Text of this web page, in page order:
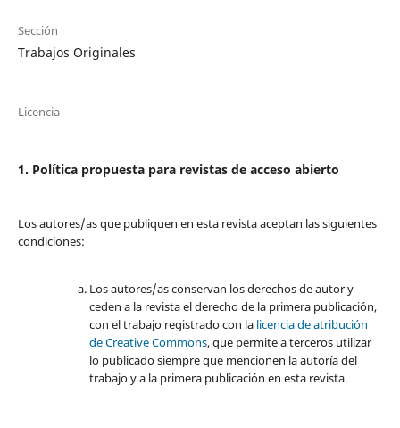
Sección
Trabajos Originales
Licencia
1. Política propuesta para revistas de acceso abierto
Los autores/as que publiquen en esta revista aceptan las siguientes
condiciones:
Los autores/as conservan los derechos de autor y
ceden a la revista el derecho de la primera publicación,
con el trabajo registrado con la licencia de atribución
de Creative Commons, que permite a terceros utilizar
lo publicado siempre que mencionen la autoría del
trabajo y a la primera publicación en esta revista.